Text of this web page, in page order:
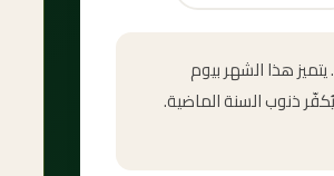
هذا الشهر بيوم
ذنوب السنة الماضية.